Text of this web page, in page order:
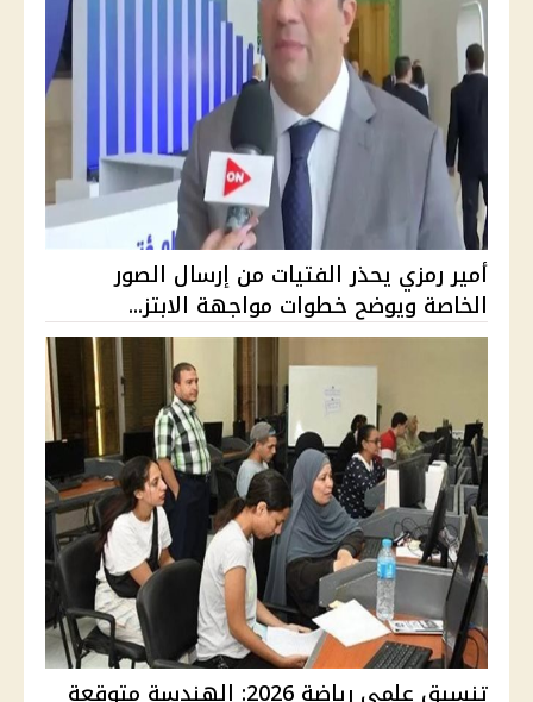
أمير رمزي يحذر الفتيات من إرسال الصور
الخاصة ويوضح خطوات مواجهة الابتز...